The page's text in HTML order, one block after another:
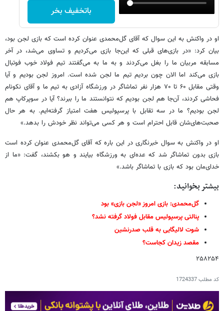
باتخفیف بخر
او در واکنش به این سوال که آقای گل‌محمدی عنوان کرده است که بازی لجن بود،
بیان کرد: «در بازی‌های قبلی که این‌جا بازی می‌کردیم و تساوی می‌شد، در آخر
مسابقه مربیان ما را بغل می‌کردند و به ما به می‌گفتند تیم فولاد خوب فوتبال
بازی می‌کند اما الان چون بردیم تیم ما لجن شده است. امروز لجن بودیم و آیا
وقتی مقابل ۶۰ تا ۷۰ هزار نفر تماشاگر در ورزشگاه آزادی به تیم ما و آقای نکونام
فحاشی کردند، آن‌جا هم لجن بودیم که نتوانستند ما را ببرند؟ آیا در سوپرکاپ هم
لجن بودیم؟ ما در سه تقابل با پرسپولیس هفت امتیاز گرفته‌ایم. به هر حال
صحبت‌های‌شان قابل احترام است و هر کسی می‌تواند نظر خودش را بدهد.»
او در واکنش به سوال خبرنگاری در این باره که آقای گل‌محمدی عنوان کرده است
بازی بدون تماشاگر شد که عده‌ای به ورزشگاه بیایند و هو بکشند، گفت: «ما از
خدای‌مان بود که بازی با تماشاگر باشد.»
بیشتر بخوانید:
گل‌محمدی: بازی امروز «لجن بازی» بود
پنالتی پرسپولیس مقابل فولاد گرفته نشد؟
شوت لالیگایی به قلب صدرنشین
مقصد زیدان کجاست؟
۲۵۸۲۵۴
کد مطلب1724337